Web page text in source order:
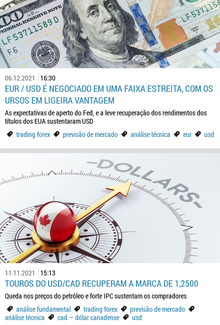
06.12.2021 16:30
EUR / USD É NEGOCIADO EM UMA FAIXA ESTREITA, COM OS
URSOS EM LIGEIRA VANTAGEM
As expectativas de aperto do Fed, e a leve recuperação dos rendimentos dos
títulos dos EUA sustentaram USD
trading forex
previsão de mercado análise técnica eur usd
11.11.2021 15:13
TOUROS DO USD/CAD RECUPERAM A MARCA DE 1,2500
Queda nos preços do petróleo e forte IPC sustentam os compradores
análise fundamental
trading forex
previsão de mercado
análise técnica
cad — dólar canadense usd